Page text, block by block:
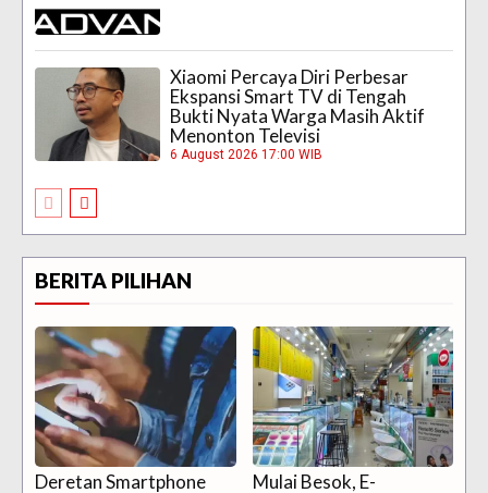
Xiaomi Percaya Diri Perbesar
Ekspansi Smart TV di Tengah
Bukti Nyata Warga Masih Aktif
Menonton Televisi
6 August 2026 17:00 WIB
BERITA PILIHAN
Deretan Smartphone
Mulai Besok, E-